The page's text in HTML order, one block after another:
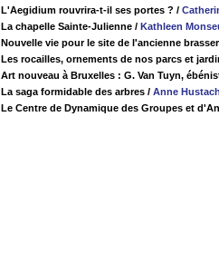
L'Aegidium rouvrira-t-il ses portes ? /
La chapelle Sainte-Julienne / Kathleen
Nouvelle vie pour le site de l'ancienne
Les rocailles, ornements de nos parcs et
Art nouveau à Bruxelles : G. Van Tuyn,
La saga formidable des arbres / Anne
Le Centre de Dynamique des Groupes et